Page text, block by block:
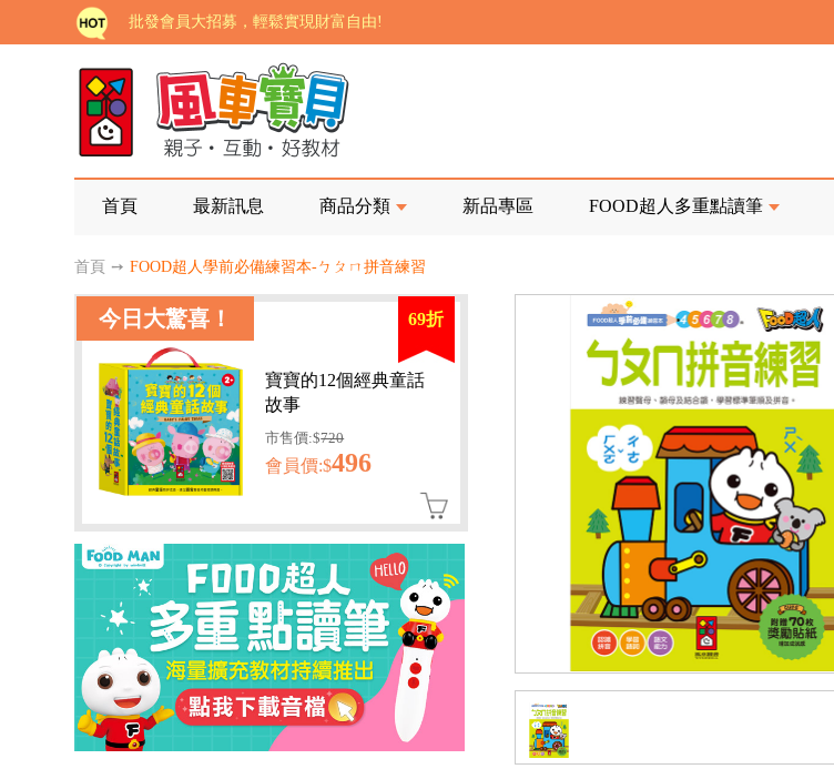
批發會員大招募，輕鬆實現財富自由!
如需更改或重開發票 需在訂單成立三天內通知客服 寄回發票需附上回郵郵票
老師您好!!幼教會員火熱招募中~
海外購物免煩惱！點我查看『海外購物流程說明』
家長樂了!「風車書版集團暨FOOD超人企業總部」目前正興建中!
老師您好!!幼教會員火熱招募中~
海外購物免煩惱！點我查看『海外購物流程說明』
首頁 最新訊息 商品分類 新品專區 FOOD超人多重點讀筆
首頁 ➙ FOOD超人學前必備練習本-ㄅㄆㄇ拼音練習
今日大驚喜！ 69折
寶寶的12個經典童話
故事
市售價:$720
會員價:$496